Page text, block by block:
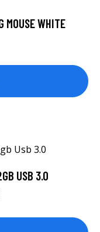
MOUSE WHITE
USB 3.0